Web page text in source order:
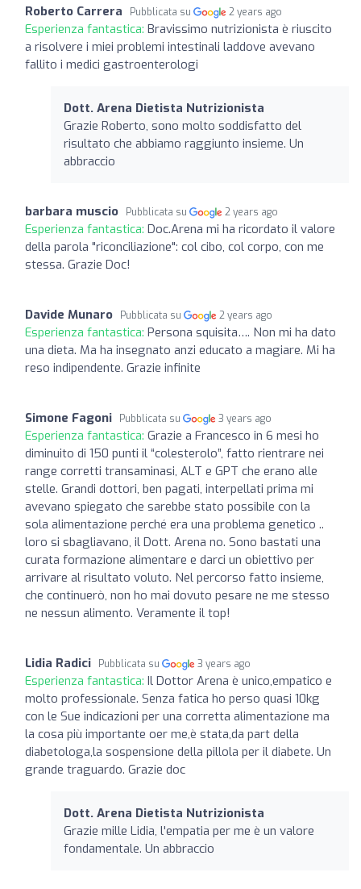
Roberto Carrera Pubblicata su 2 years ago
Esperienza fantastica: Bravissimo nutrizionista è riuscito
a risolvere i miei problemi intestinali laddove avevano
fallito i medici gastroenterologi
Dott. Arena Dietista Nutrizionista
Grazie Roberto, sono molto soddisfatto del
risultato che abbiamo raggiunto insieme. Un
abbraccio
barbara muscio Pubblicata su 2 years ago
Esperienza fantastica: Doc.Arena mi ha ricordato il valore
della parola "riconciliazione": col cibo, col corpo, con me
stessa. Grazie Doc!
Davide Munaro Pubblicata su 2 years ago
Esperienza fantastica: Persona squisita…. Non mi ha dato
una dieta. Ma ha insegnato anzi educato a magiare. Mi ha
reso indipendente. Grazie infinite
Simone Fagoni Pubblicata su 3 years ago
Esperienza fantastica: Grazie a Francesco in 6 mesi ho
diminuito di 150 punti il “colesterolo”, fatto rientrare nei
range corretti transaminasi, ALT e GPT che erano alle
stelle. Grandi dottori, ben pagati, interpellati prima mi
avevano spiegato che sarebbe stato possibile con la
sola alimentazione perché era una problema genetico ..
loro si sbagliavano, il Dott. Arena no. Sono bastati una
curata formazione alimentare e darci un obiettivo per
arrivare al risultato voluto. Nel percorso fatto insieme,
che continuerò, non ho mai dovuto pesare ne me stesso
ne nessun alimento. Veramente il top!
Lidia Radici Pubblicata su 3 years ago
Esperienza fantastica: Il Dottor Arena è unico,empatico e
molto professionale. Senza fatica ho perso quasi 10kg
con le Sue indicazioni per una corretta alimentazione ma
la cosa più importante oer me,è stata,da part della
diabetologa,la sospensione della pillola per il diabete. Un
grande traguardo. Grazie doc
Dott. Arena Dietista Nutrizionista
Grazie mille Lidia, l'empatia per me è un valore
fondamentale. Un abbraccio